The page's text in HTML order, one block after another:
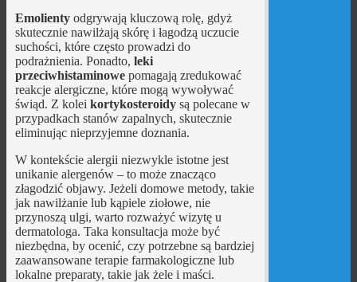
Emolientyodgrywają kluczową rolę, gdyż
skutecznie nawilżają skórę i łagodzą uczucie
suchości, które często prowadzi do
podrażnienia. Ponadto, leki
przeciwhistaminowepomagają zredukować
reakcje alergiczne, które mogą wywoływać
świąd. Z kolei kortykosteroidysą polecane w
przypadkach stanów zapalnych, skutecznie
eliminując nieprzyjemne doznania.
W kontekście alergii niezwykle istotne jest
unikanie alergenów – to może znacząco
złagodzić objawy. Jeżeli domowe metody, takie
jak nawilżanie lub kąpiele ziołowe, nie
przynoszą ulgi, warto rozważyć wizytę u
dermatologa. Taka konsultacja może być
niezbędna, by ocenić, czy potrzebne są bardziej
zaawansowane terapie farmakologiczne lub
lokalne preparaty, takie jak żele i maści.